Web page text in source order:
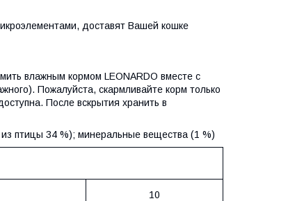
доставят Вашей кошке
влажным кормом LEONARDO вместе с
Пожалуйста, скармливайте корм только
После вскрытия хранить в
птицы 34 %); минеральные вещества (1 %)
10